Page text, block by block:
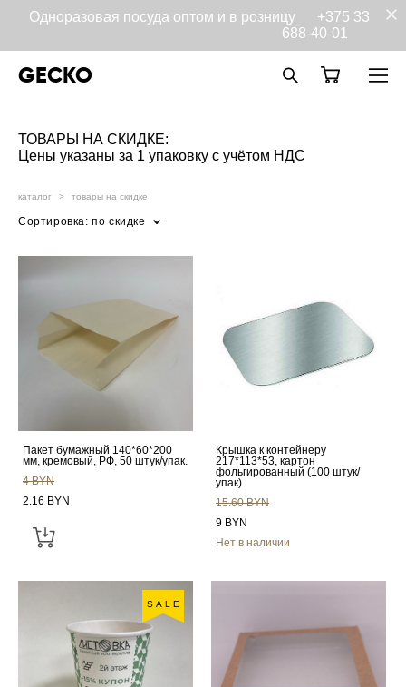
Одноразовая посуда оптом и в розницу +375 33
688-40-01
GECKO
ТОВАРЫ НА СКИДКЕ:
Цены указаны за 1 упаковку с учётом НДС
каталог > товары на скидке
Сортировка: по скидке
Пакет бумажный 140*60*200
мм, кремовый, РФ, 50 штук/упак.
4 BYN
2.16 BYN
Крышка к контейнеру
217*113*53, картон
фольгированный (100 штук/
упак)
15.60 BYN
9 BYN
Нет в наличии
SALE